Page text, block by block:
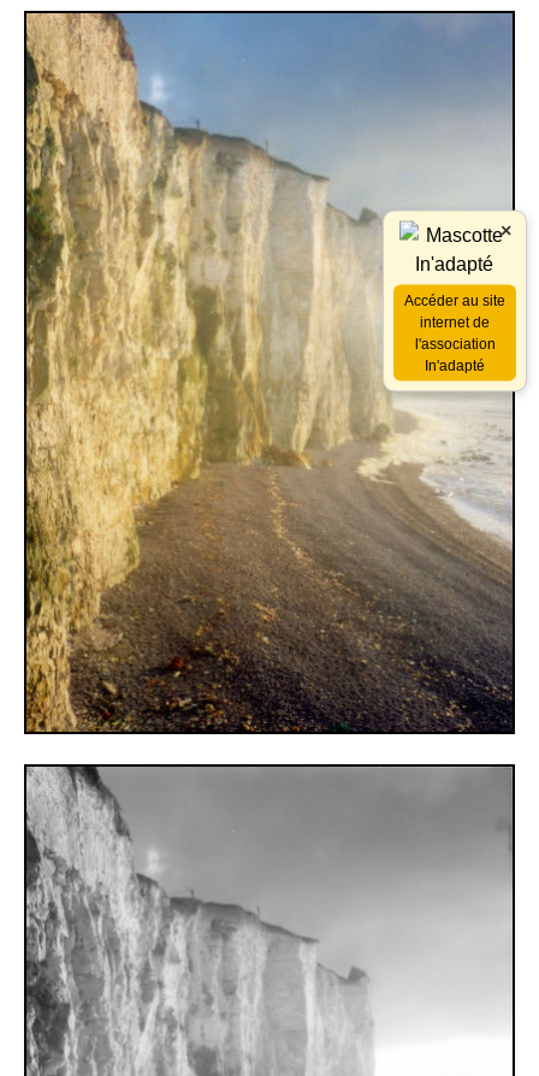
×
Accéder au site
internet de
l'association
In'adapté